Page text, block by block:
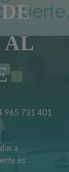
AL
965 731 401
a